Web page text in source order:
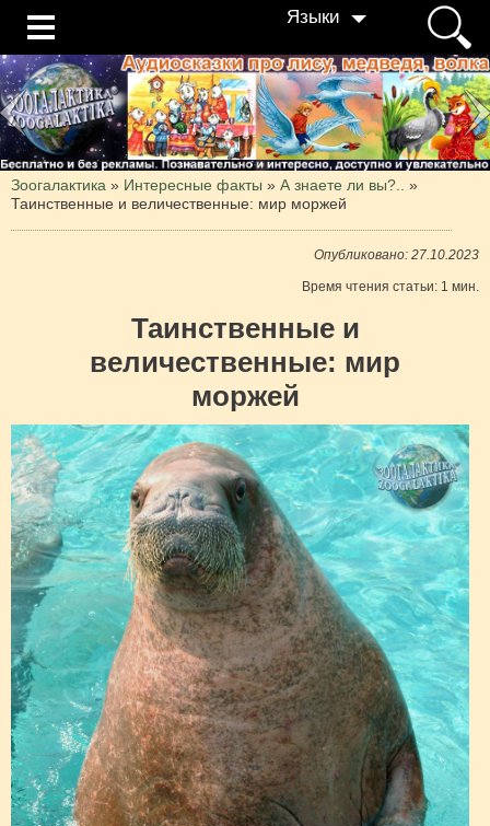
Языки
Зоогалактика » Интересные факты » А знаете ли вы?..
»
Таинственные и величественные: мир моржей
Опубликовано: 27.10.2023
Время чтения статьи: 1 мин.
Таинственные и
величественные: мир
моржей